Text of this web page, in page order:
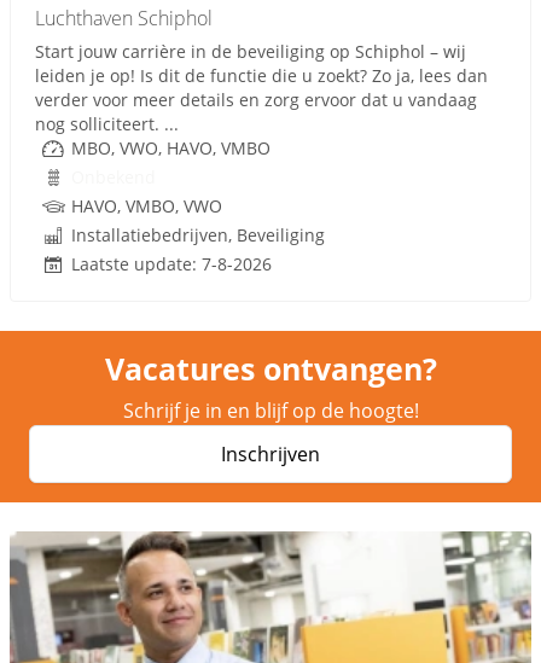
Luchthaven Schiphol
Start jouw carrière in de beveiliging op Schiphol – wij
leiden je op! Is dit de functie die u zoekt? Zo ja, lees dan
verder voor meer details en zorg ervoor dat u vandaag
nog solliciteert. ...
MBO, VWO, HAVO, VMBO
HAVO, VMBO, VWO
Installatiebedrijven, Beveiliging
Laatste update: 7-8-2026
Vacatures ontvangen?
Schrijf je in en blijf op de hoogte!
Inschrijven